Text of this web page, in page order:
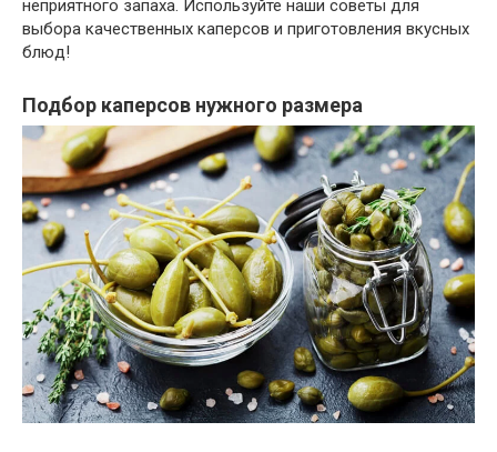
неприятного запаха. Используйте наши советы для
выбора качественных каперсов и приготовления вкусных
блюд!
Подбор каперсов нужного размера